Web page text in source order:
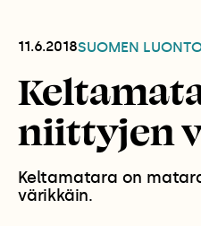
11.6.2018SUOMEN
niittyjen
Keltamatara on
värikkäin.